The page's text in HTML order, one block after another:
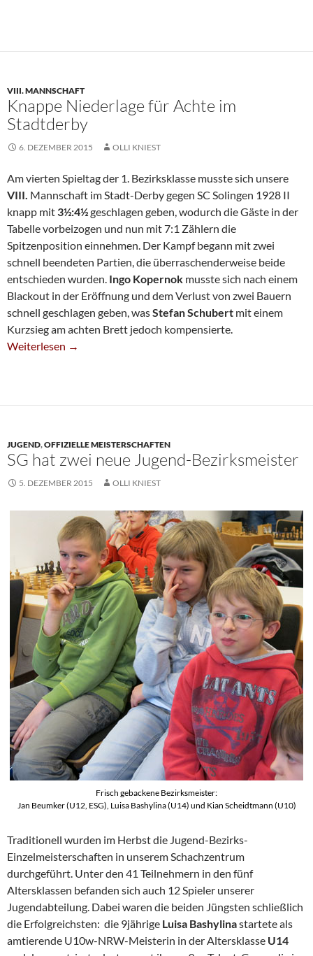
VIII. MANNSCHAFT
Knappe Niederlage für Achte im
Stadtderby
6. DEZEMBER 2015 OLLI KNIEST
Am vierten Spieltag der 1. Bezirksklasse musste sich unsere
VIII. Mannschaft im Stadt-Derby gegen SC Solingen 1928 II
knapp mit 3½:4½geschlagen geben, wodurch die Gäste in der
Tabelle vorbeizogen und nun mit 7:1 Zählern die
Spitzenposition einnehmen. Der Kampf begann mit zwei
schnell beendeten Partien, die überraschenderweise beide
entschieden wurden. Ingo Kopernok musste sich nach einem
Blackout in der Eröffnung und dem Verlust von zwei Bauern
schnell geschlagen geben, wasStefan Schubert mit einem
Kurzsieg am achten Brett jedoch kompensierte.
Knappe Niederlage Für Achte Im Stadtderby
Weiterlesen →
JUGEND,OFFIZIELLE MEISTERSCHAFTEN
SG hat zwei neue Jugend-Bezirksmeister
5. DEZEMBER 2015 OLLI KNIEST
Frisch gebackene Bezirksmeister:
Jan Beumker (U12, ESG), Luisa Bashylina (U14) und Kian Scheidtmann (U10)
Traditionell wurden im Herbst die Jugend-Bezirks-
Einzelmeisterschaften in unserem Schachzentrum
durchgeführt. Unter den 41 Teilnehmern in den fünf
Altersklassen befanden sich auch 12 Spieler unserer
Jugendabteilung. Dabei waren die beiden Jüngsten schließlich
die Erfolgreichsten: die 9jährige Luisa Bashylinastartete als
amtierende U10w-NRW-Meisterin in der Altersklasse U14